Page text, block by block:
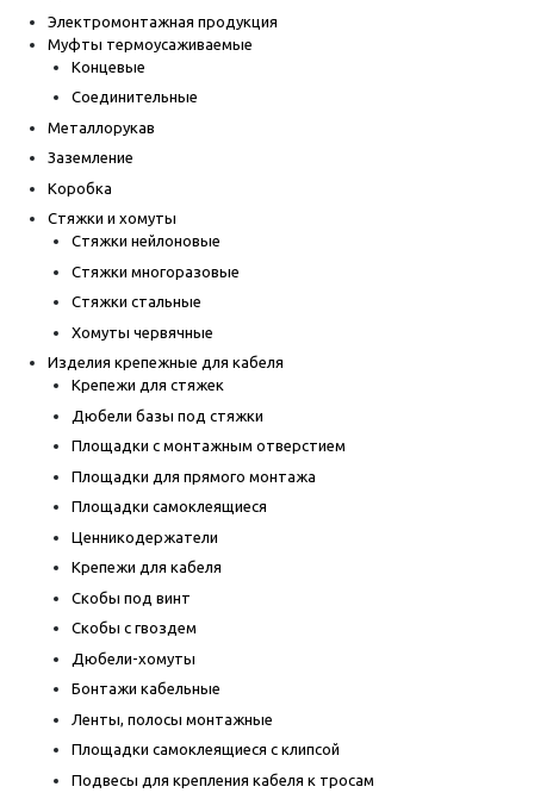
Электромонтажная продукция
Муфты термоусаживаемые
Концевые
Соединительные
Металлорукав
Заземление
Коробка
Стяжки и хомуты
Стяжки нейлоновые
Стяжки многоразовые
Стяжки стальные
Хомуты червячные
Изделия крепежные для кабеля
Крепежи для стяжек
Дюбели базы под стяжки
Площадки с монтажным отверстием
Площадки для прямого монтажа
Площадки самоклеящиеся
Ценникодержатели
Крепежи для кабеля
Скобы под винт
Скобы с гвоздем
Дюбели-хомуты
Бонтажи кабельные
Ленты, полосы монтажные
Площадки самоклеящиеся с клипсой
Подвесы для крепления кабеля к тросам